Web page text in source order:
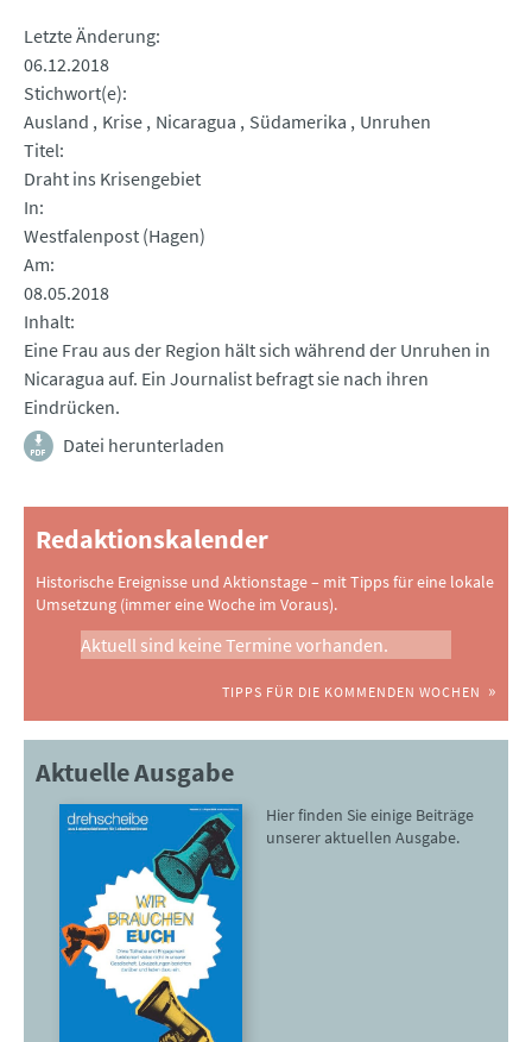
Letzte Änderung
06.12.2018
Stichwort(e)
Ausland
Krise Nicaragua Südamerika
Unruhen
Titel
Draht ins Krisengebiet
In
Westfalenpost (Hagen)
Am
08.05.2018
Inhalt
Eine Frau aus der Region hält sich während der Unruhen in
Nicaragua auf. Ein Journalist befragt sie nach ihren
Eindrücken.
Datei herunterladen
Redaktionskalender
Historische Ereignisse und Aktionstage – mit Tipps für eine lokale
Umsetzung (immer eine Woche im Voraus).
Aktuell sind keine Termine vorhanden.
TIPPS FÜR DIE KOMMENDEN WOCHEN
Aktuelle Ausgabe
Hier finden Sie einige Beiträge
unserer aktuellen Ausgabe.